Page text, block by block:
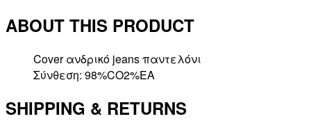
ABOUT THIS PRODUCT
Cover ανδρικό jeans παντελόνι
Σύνθεση: 98%CO2%EA
SHIPPING & RETURNS